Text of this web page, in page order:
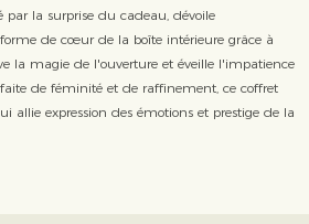
par la surprise du cadeau, dévoile
de cœur de la boîte intérieure grâce à
la magie de l'ouverture et éveille l'impatience
de féminité et de raffinement, ce coffret
allie expression des émotions et prestige de la